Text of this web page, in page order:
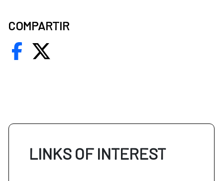
COMPARTIR
LINKS OF INTEREST